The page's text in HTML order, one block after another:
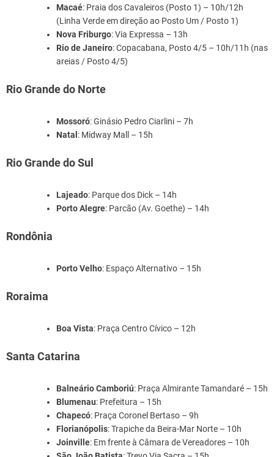
Macaé: Praia dos Cavaleiros (Posto 1) – 10h/12h
(Linha Verde em direção ao Posto Um / Posto 1)
Nova Friburgo: Via Expressa – 13h
Rio de Janeiro: Copacabana, Posto 4/5 – 10h/11h (nas
areias / Posto 4/5)
Rio Grande do Norte
Mossoró: Ginásio Pedro Ciarlini – 7h
Natal : Midway Mall – 15h
Rio Grande do Sul
Lajeado: Parque dos Dick – 14h
Porto Alegre: Parcão (Av. Goethe) – 14h
Rondônia
Porto Velho: Espaço Alternativo – 15h
Roraima
Boa Vista: Praça Centro Cívico – 12h
Santa Catarina
Balneário Camboriú: Praça Almirante Tamandaré – 15h
Blumenau: Prefeitura – 15h
Chapecó: Praça Coronel Bertaso – 9h
Florianópolis: Trapiche da Beira-Mar Norte – 10h
Joinville: Em frente à Câmara de Vereadores – 10h